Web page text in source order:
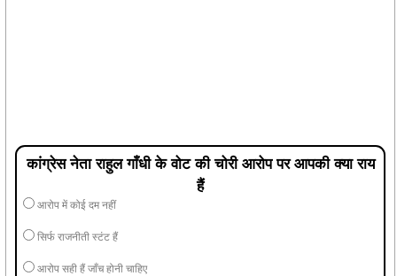
कांग्रेस नेता राहुल गाँधी के वोट की चोरी आरोप पर आपकी क्या राय
हैं
आरोप में कोई दम नहीं
सिर्फ राजनीती स्टंट हैं
आरोप सही हैं जाँच होनी चाहिए